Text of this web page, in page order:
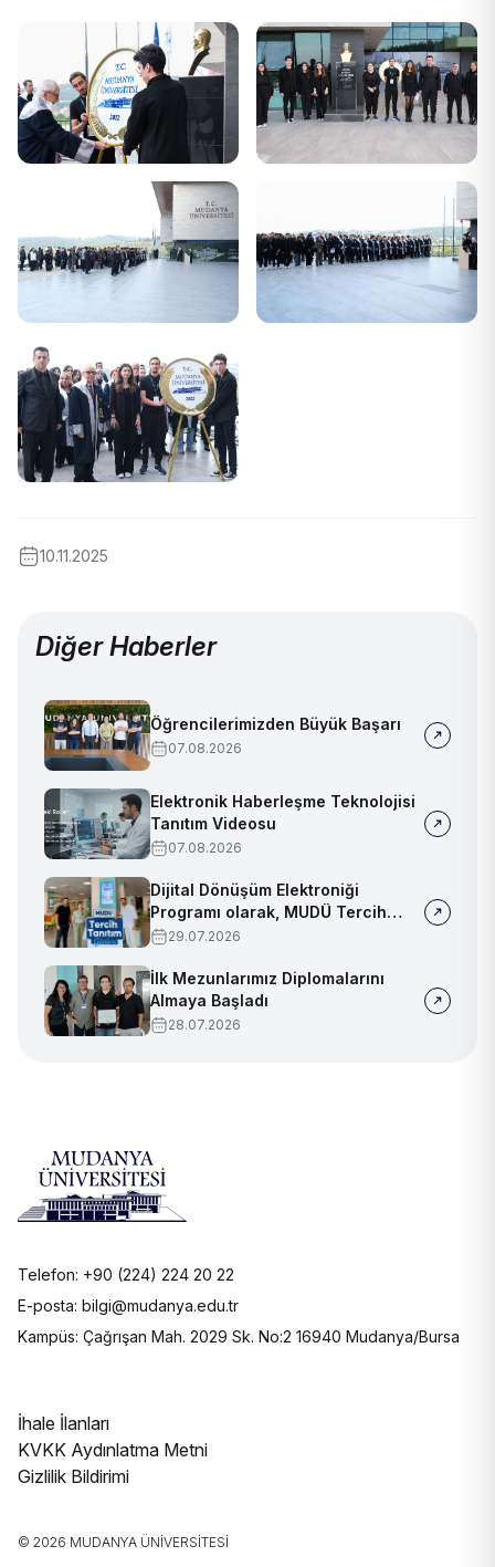
10.11.2025
Diğer Haberler
Öğrencilerimizden Büyük Başarı
07.08.2026
Elektronik Haberleşme Teknolojisi
Tanıtım Videosu
07.08.2026
Dijital Dönüşüm Elektroniği
Programı olarak, MUDÜ Tercih
Tanıtım Günleri'nde biz de
29.07.2026
İlk Mezunlarımız Diplomalarını
Almaya Başladı
28.07.2026
Telefon: +90 (224) 224 20 22
E-posta: bilgi@mudanya.edu.tr
Kampüs: Çağrışan Mah. 2029 Sk. No:2 16940 Mudanya/Bursa
İhale İlanları
KVKK Aydınlatma Metni
Gizlilik Bildirimi
© 2026 MUDANYA ÜNIVERSITESI